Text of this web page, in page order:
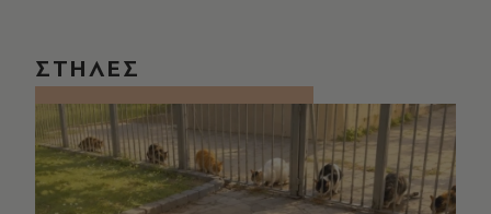
ΣΤΗΛΕΣ